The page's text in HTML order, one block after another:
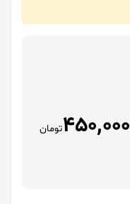
450,000تومان